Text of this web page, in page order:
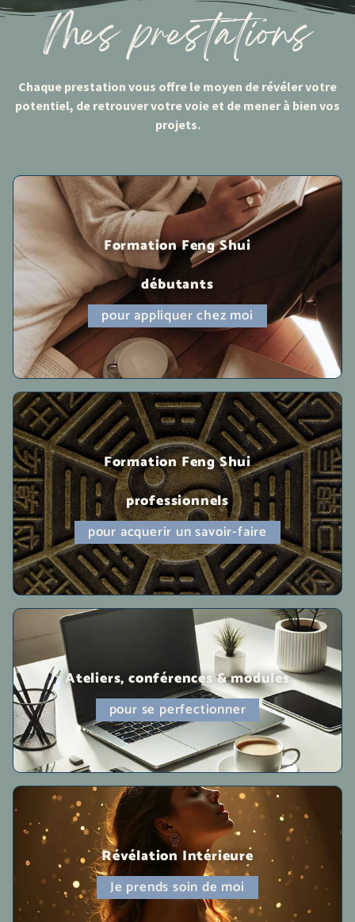
Mes prestations
Chaque prestation vous offre le moyen de révéler votre
potentiel, de retrouver votre voie et de mener à bien vos
projets.
Formation Feng Shui
débutants
pour appliquer chez moi
Formation Feng Shui
professionnels
pour acquerir un savoir-faire
Ateliers, conférences & modules
pour se perfectionner
Révélation Intérieure
Je prends soin de moi